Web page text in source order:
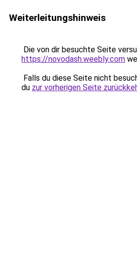
Weiterleitungshinweis
Die von dir besuchte Seite
https://novodash.weebly.com
Falls du diese Seite nicht
du zur vorherigen Seite